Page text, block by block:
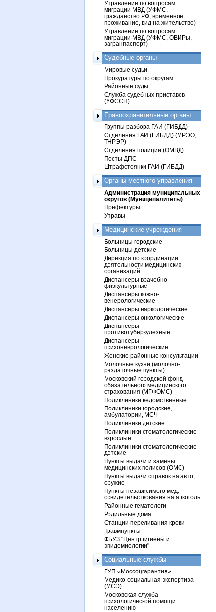
Управление по вопросам
миграции МВД (УФМС,
гражданство РФ, временное
проживание, вид на жительство)
Управление по вопросам
миграции МВД (УФМС, ОВИРы,
загранпаспорт)
Судебные органы
Мировые судьи
Прокуратуры по округам
Районные суды
Служба судебных приставов
(УФССП)
Правоохранительные органы
Группы разбора ГАИ (ГИБДД)
Отделения ГАИ (ГИБДД) (МРЭО,
ТНРЭР)
Отделения полиции (ОМВД)
Посты ДПС
Штрафстоянки ГАИ (ГИБДД)
Органы местного управления
Администрация муниципальных
округов (Муниципалитеты)
Префектуры
Управы
Медицинские учреждения
Больницы городские
Больницы детские
Дирекция по координации
деятельности медицинских
организаций
Диспансеры врачебно-
физкультурные
Диспансеры кожно-
венерологические
Диспансеры наркологические
Диспансеры онкологические
Диспансеры
противотуберкулезные
Диспансеры
психоневрологические
Женские районные консультации
Молочные кухни (молочно-
раздаточные пункты)
Московский городской фонд
обязательного медицинского
страхования (МГФОМС)
Поликлиники ведомственные
Поликлиники городские,
амбулатории, МСЧ
Поликлиники детские
Поликлиники стоматологические
взрослые
Поликлиники стоматологические
детские
Пункты выдачи и замены
медицинских полисов (ОМС)
Пункты выдачи справок на авто,
оружие
Пункты независимого мед.
освидетельствования на алкоголь
Районные гематологи
Родильные дома
Станции переливания крови
Травмпункты
ФБУЗ "Центр гигиены и
эпидемиологии"
Социальные службы
ГУП «Моссоцгарантия»
Медико-социальная экспертиза
(МСЭ)
Московская служба
психологической помощи
населению